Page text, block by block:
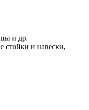
и др.
стойки и навески,